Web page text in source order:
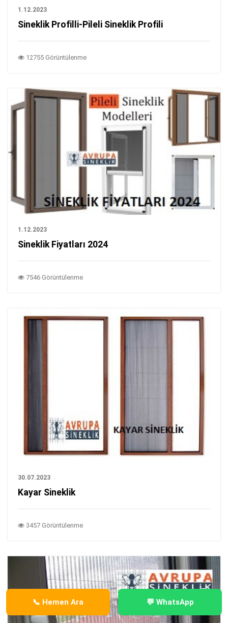
1.12.2023
Sineklik Profilli-Pileli Sineklik Profili
12755 Görüntülenme
1.12.2023
Sineklik Fiyatları 2024
7546 Görüntülenme
30.07.2023
Kayar Sineklik
3457 Görüntülenme
📞 Hemen Ara 💬 WhatsApp